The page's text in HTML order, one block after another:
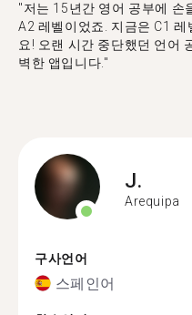
"저는 15년간 영어 공부에 손
A2 레벨이었죠. 지금은 C1
요! 오랜 시간 중단했던 언어
벽한 앱입니다."
J.
Arequipa
구사언어
스페인어